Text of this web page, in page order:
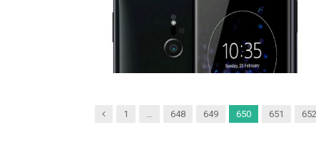
Previous
1 … 648 649 650 651 652